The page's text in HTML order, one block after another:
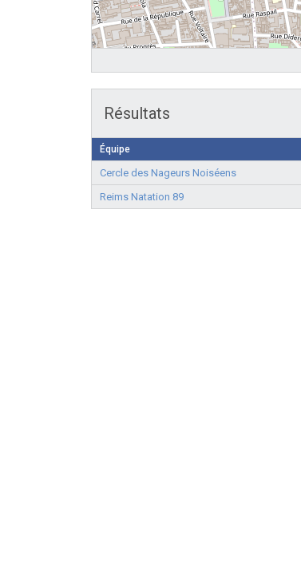
Résultats
Équipe
Cercle des Nageurs Noiséens
Reims Natation 89